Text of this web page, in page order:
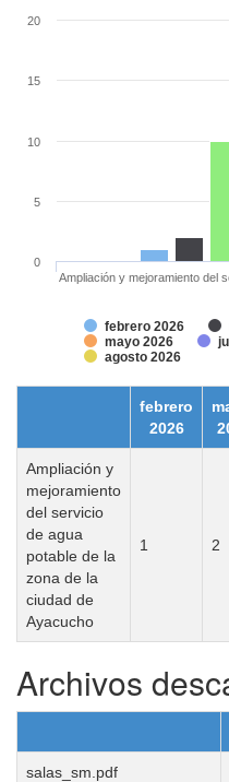
febrero 2026
mayo 2026
agosto 2026
Ampliación y mejoramiento del
0
5
10
15
20
febrero
2026
Ampliación y
mejoramiento
del servicio
de agua
potable de la
zona de la
ciudad de
Ayacucho
1 2
Archivos
salas_sm.pdf